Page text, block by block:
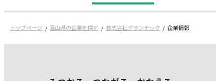
トップページ 富山県の企業を探す 株式会社グランテック 企業情報